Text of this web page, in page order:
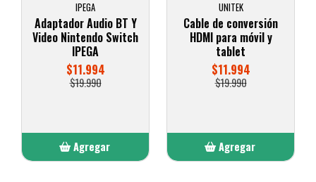
UNITEK
Cable de conversión
HDMI para móvil y
tablet
$11.994
$19.990
Agregar
UNITEK
HUB USB-C 6 en 1
Microsoft Surface pro
monitor dual y lector
SD+TF
$22.495
Agregar